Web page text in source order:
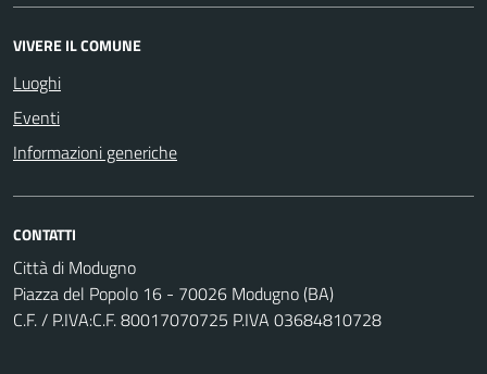
VIVERE IL COMUNE
Luoghi
Eventi
Informazioni generiche
CONTATTI
Città di Modugno
Piazza del Popolo 16 - 70026 Modugno (BA)
C.F. / P.IVA:C.F. 80017070725 P.IVA 03684810728